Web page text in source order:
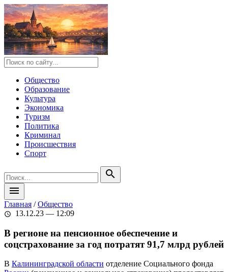
Общество
Образование
Культура
Экономика
Туризм
Политика
Криминал
Происшествия
Спорт
search
menu
Главная /Общество
schedule 13.12.23 — 12:09
В регионе на пенсионное обеспечение и
соцстрахование за год потратят 91,7 млрд рублей
В Калининградской области отделение Социального фонда